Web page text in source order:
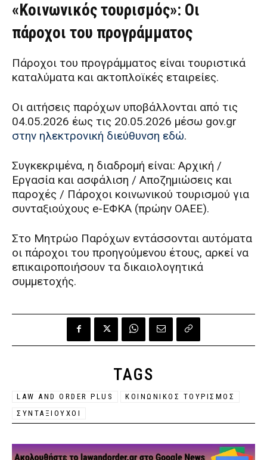
«Κοινωνικός τουρισμός»: Οι
πάροχοι του προγράμματος
Πάροχοι του προγράμματος είναι τουριστικά
καταλύματα και ακτοπλοϊκές εταιρείες.
Οι αιτήσεις παρόχων υποβάλλονται από τις
04.05.2026 έως τις 20.05.2026 μέσω gov.gr
στην ηλεκτρονική διεύθυνση εδώ.
Συγκεκριμένα, η διαδρομή είναι: Αρχική /
Εργασία και ασφάλιση / Αποζημιώσεις και
παροχές / Πάροχοι κοινωνικού τουρισμού για
συνταξιούχους e-ΕΦΚΑ (πρώην ΟΑΕΕ).
Στο Μητρώο Παρόχων εντάσσονται αυτόματα
οι πάροχοι του προηγούμενου έτους, αρκεί να
επικαιροποιήσουν τα δικαιολογητικά
συμμετοχής.
TAGS
LAW AND ORDER PLUS
ΚΟΙΝΩΝΙΚΟΣ ΤΟΥΡΙΣΜΟΣ
ΣΥΝΤΑΞΙΟΥΧΟΙ